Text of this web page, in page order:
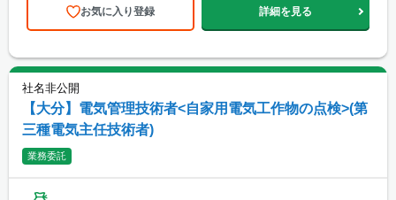
お気に入り登録 詳細を見る
社名非公開
【大分】電気管理技術者<自家用電気工作物の点検>(第
三種電気主任技術者)
業務委託